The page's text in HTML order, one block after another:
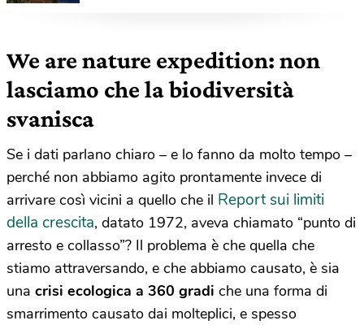
We are nature expedition: non
lasciamo che la biodiversità
svanisca
Se i dati parlano chiaro – e lo fanno da molto tempo –
perché non abbiamo agito prontamente invece di
arrivare così vicini a quello che il Report sui limiti
della crescita, datato 1972, aveva chiamato “punto di
arresto e collasso”? Il problema è che quella che
stiamo attraversando, e che abbiamo causato, è sia
una crisi ecologica a 360 gradi che una forma di
smarrimento causato dai molteplici, e spesso